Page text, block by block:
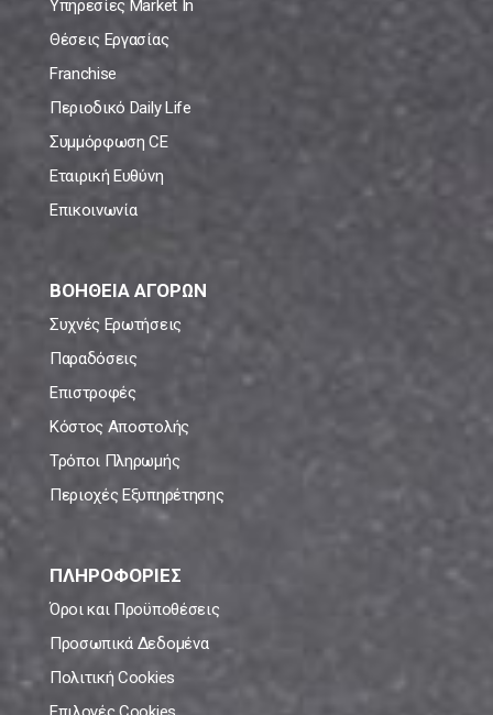
Υπηρεσίες Market In
Θέσεις Εργασίας
Franchise
Περιοδικό Daily Life
Συμμόρφωση CE
Εταιρική Ευθύνη
Επικοινωνία
ΒΟΗΘΕΙΑ ΑΓΟΡΩΝ
Συχνές Ερωτήσεις
Παραδόσεις
Επιστροφές
Κόστος Αποστολής
Τρόποι Πληρωμής
Περιοχές Εξυπηρέτησης
ΠΛΗΡΟΦΟΡΙΕΣ
Όροι και Προϋποθέσεις
Προσωπικά Δεδομένα
Πολιτική Cookies